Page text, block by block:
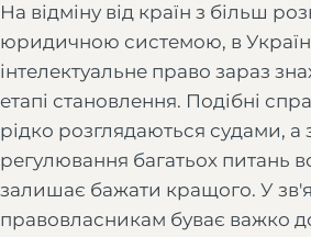
На відміну від країн з більш
юридичною системою, в
інтелектуальне право зараз
етапі становлення. Подібні
рідко розглядаються судами, а
регулювання багатьох питань
залишає бажати кращого. У
правовласникам буває важко